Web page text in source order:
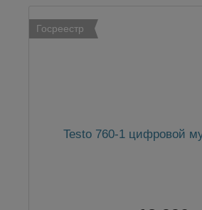
Госреестр
Testo 760-1 цифровой